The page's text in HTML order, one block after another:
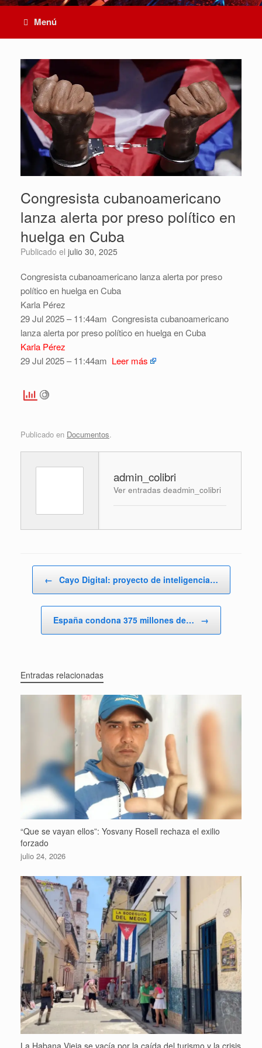
Menú
Congresista cubanoamericano
lanza alerta por preso político en
huelga en Cuba
Publicado el julio 30, 2025
Congresista cubanoamericano lanza alerta por preso
político en huelga en Cuba
Karla Pérez
29 Jul 2025 – 11:44am Congresista cubanoamericano
lanza alerta por preso político en huelga en Cuba
Karla Pérez
29 Jul 2025 – 11:44am Leer más
Publicado en Documentos.
admin_colibri
Ver entradas deadmin_colibri
← Cayo Digital: proyecto de inteligencia…
España condona 375 millones de… →
Entradas relacionadas
“Que se vayan ellos”: Yosvany Rosell rechaza el exilio
forzado
julio 24, 2026